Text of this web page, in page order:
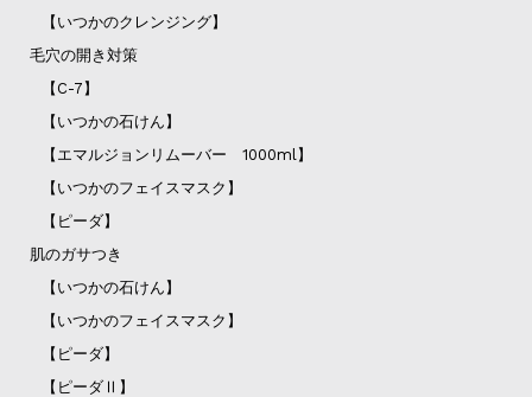
【いつかのクレンジング】
毛穴の開き対策
【C-7】
【いつかの石けん】
【エマルジョンリムーバー 1000ml】
【いつかのフェイスマスク】
【ピーダ】
肌のガサつき
【いつかの石けん】
【いつかのフェイスマスク】
【ピーダ】
【ピーダⅡ】